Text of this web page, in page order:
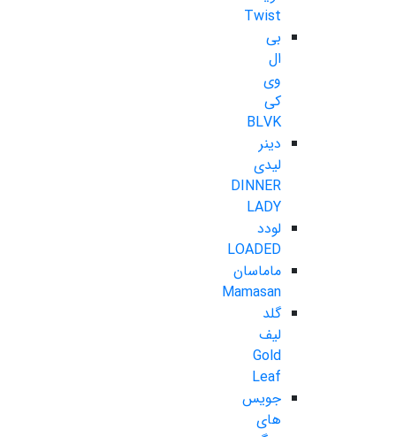
Twist
بی
ال
وی
کی
BLVK
دینر
لیدی
DINNER
LADY
لودد
LOADED
ماماسان
Mamasan
گلد
لیف
Gold
Leaf
جویس
های